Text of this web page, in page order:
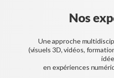
Nos
Une approche
(visuels 3D, vidéos,
en expériences